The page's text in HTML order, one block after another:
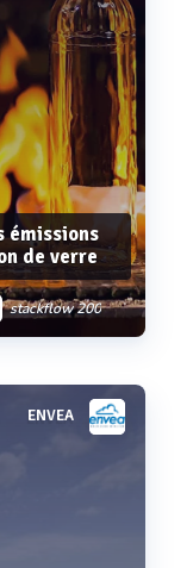
émissions
de verre
stackflow 200
ENVEA